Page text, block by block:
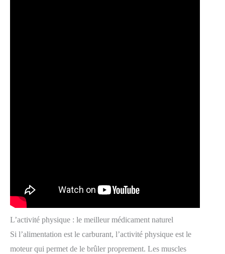
L’activité physique : le meilleur médicament naturel
Si l’alimentation est le carburant, l’activité physique est le
moteur qui permet de le brûler proprement. Les muscles